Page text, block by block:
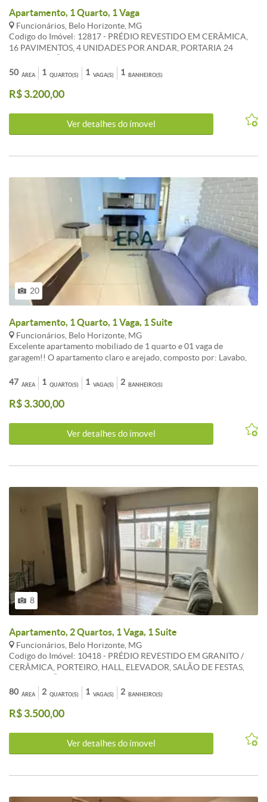
Apartamento, 1 Quarto, 1 Vaga
Funcionários, Belo Horizonte, MG
Codigo do Imóvel: 12817 - PRÉDIO REVESTIDO EM CERÂMICA,
16 PAVIMENTOS, 4 UNIDADES POR ANDAR, PORTARIA 24
1QUARTOS COM ARMÁRIOS, BANHO SOCIAL, SALA PARA
2AMBIENTES, VARANDA, COZINHA AMERICANA, ÁREA DE
SERVIÇO.
ÁREA
50 QUARTO(S)
1 VAGA(S)
1 BANHEIRO(S)
1
R$ 3.200,00
Ver detalhes do ímovel
20
Apartamento, 1 Quarto, 1 Vaga, 1 Suite
Funcionários, Belo Horizonte, MG
Excelente apartamento mobiliado de 1 quarto e 01 vaga de
garagem!! O apartamento claro e arejado, composto por: Lavabo,
quarto com cama box de casal e guarda roupa, banho social. Pronto
para morar! Garagem: 1 vaga de garagem coberta e demarcada. O
prédio conta com portaria 24 horas, 2 elevadores, OBS: ESTUDA-SE
ÁREA
47 QUARTO(S)
1 VAGA(S)
1 BANHEIRO(S)
2
R$ 3.300,00
Ver detalhes do ímovel
8
Apartamento, 2 Quartos, 1 Vaga, 1 Suite
Funcionários, Belo Horizonte, MG
Codigo do Imóvel: 10418 - PRÉDIO REVESTIDO EM GRANITO /
CERÂMICA, PORTEIRO, HALL, ELEVADOR, SALÃO DE FESTAS,
DE PETECA, CHURRASQUEIRA, 1VAGA. APARTAMENTO
MOBILIADO COM 1 SALA PISO TÁBUA CORRIDA, VARANDA, 2
QUARTOS COM ARMÁRIOS PISO TÁBUA CORRIDA, 1 SUÍTE E
CERÂMICA, COZINHA COM ARMÁRIOS BANCADA E PISO EM
GRANITO / CERÂMICA, ÁREA DE SERVIÇO.
ÁREA
80 QUARTO(S)
2 VAGA(S)
1 BANHEIRO(S)
2
R$ 3.500,00
Ver detalhes do ímovel